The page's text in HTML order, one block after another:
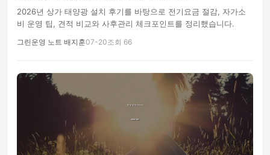
2026년 상가 태양광 설치 후기를 바탕으로 전기요금 절감, 자가소
비 운영 팁, 견적 비교와 사후관리 체크포인트를 정리했습니다.
그린운영 노트 배지훈07-20조회 66